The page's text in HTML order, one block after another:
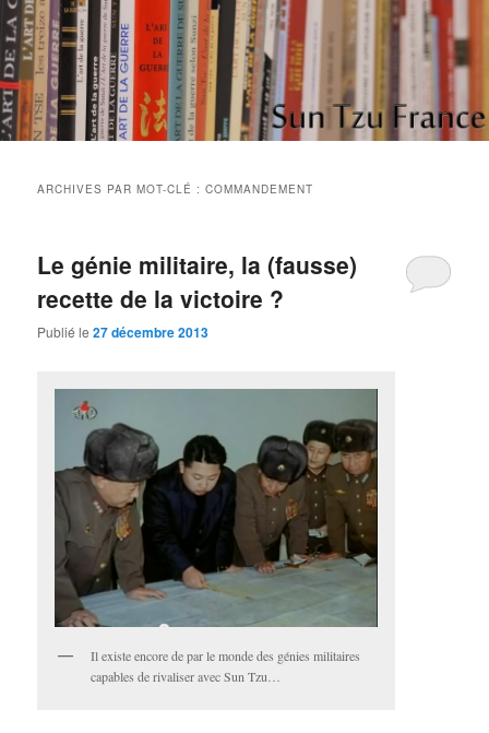
Aller
au
contenu
principal
Aller
au
contenu
secondaireSun Tzu France
Etudes et réflexions sur "L'art de la guerre" de Sun Tzu
ARCHIVES PAR MOT-CLÉ :COMMANDEMENT
Le génie militaire, la (fausse)
recette de la victoire ?
Publié le27 décembre 2013
Il existe encore de par le monde des génies militaires
capables de rivaliser avec Sun Tzu…